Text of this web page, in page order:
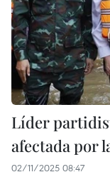
Líder
afectada por
02/11/2025 08:47